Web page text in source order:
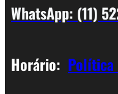
WhatsApp: (11)
Horário: Política